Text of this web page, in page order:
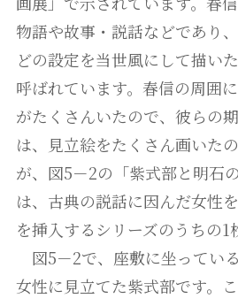
物語や故事・説話などであり
どの設定を当世風にして描い
呼ばれています。春信の周囲
がたくさんいたので、彼らの
は、見立絵をたくさん画いた
が、図5－2の「紫式部と明石
は、古典の説話に因んだ女性
を挿入するシリーズのうちの1
図5－2で、座敷に坐ってい
女性に見立てた紫式部です。